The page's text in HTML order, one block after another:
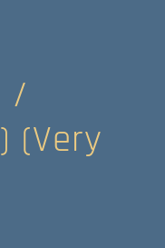
/
(Very